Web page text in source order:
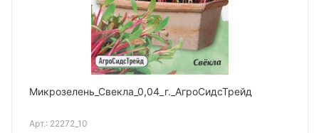
Микрозелень_Свекла_0,04_г._АгроСидсТрейд
Арт.: 22272_10